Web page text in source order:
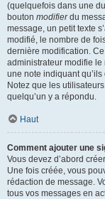
(quelquefois dans une
bouton modifierdu
message, un petit texte
modifié, le nombre de
dernière modification.
administrateur modifie
une note indiquant
Notez que les
quelqu’un y a répondu.
Haut
Comment ajouter une
Vous devez d’abord
Une fois créée, vous
rédaction de message.
tous vos messages en